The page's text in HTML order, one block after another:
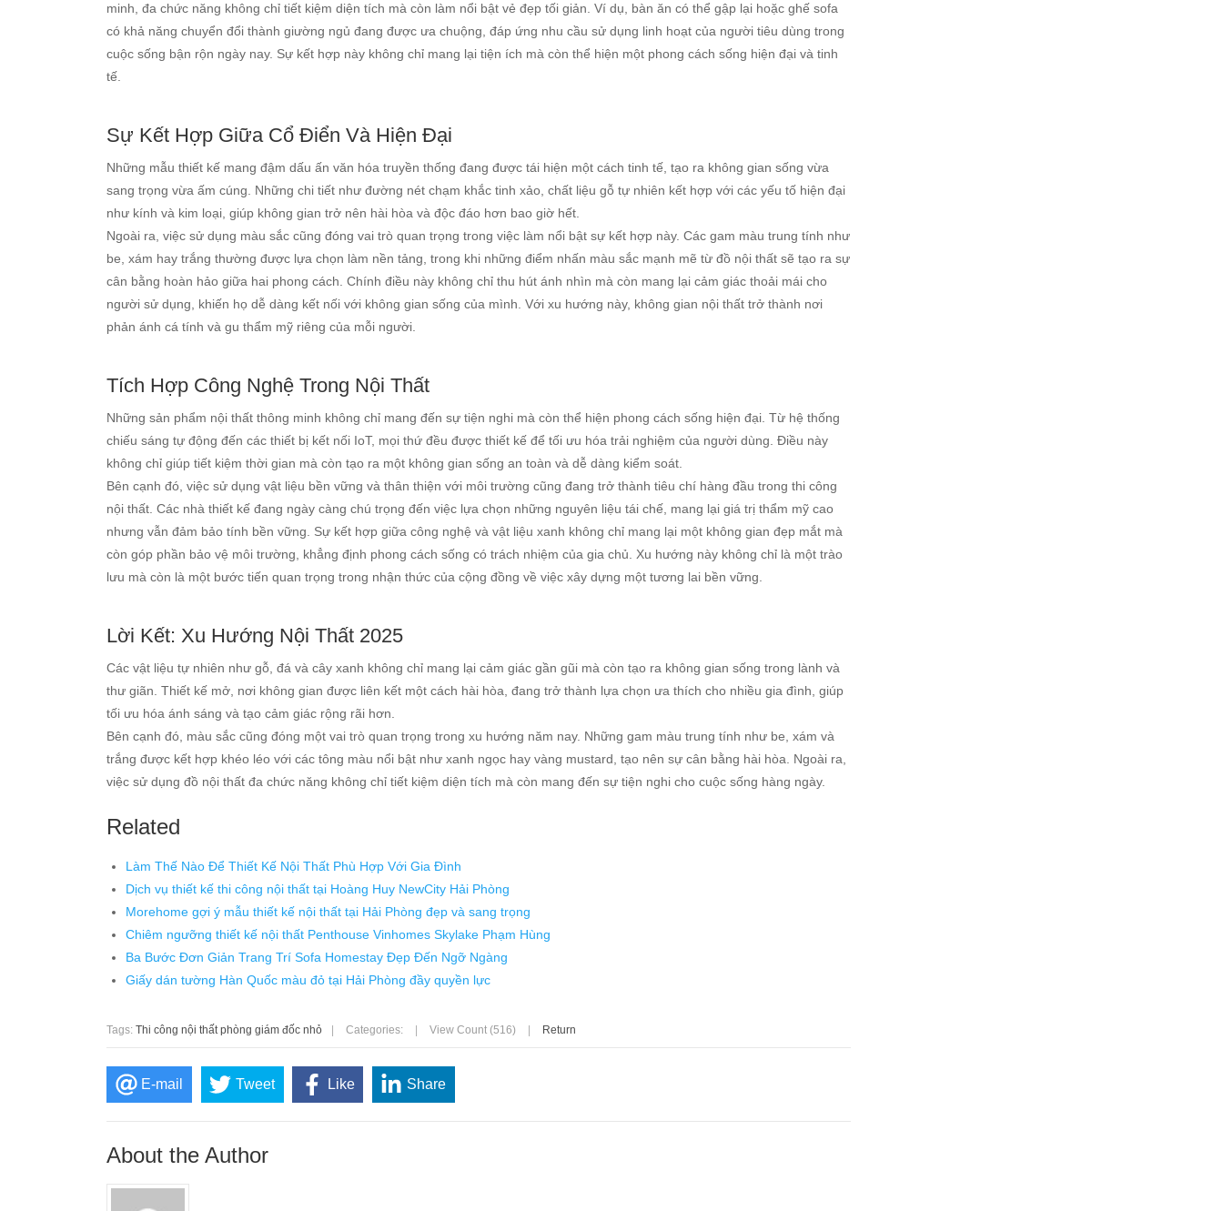
minh, đa chức năng không chỉ tiết kiệm diện tích mà còn làm nổi bật vẻ đẹp tối giản. Ví dụ, bàn ăn có thể gập lại hoặc ghế sofa
có khả năng chuyển đổi thành giường ngủ đang được ưa chuộng, đáp ứng nhu cầu sử dụng linh hoạt của người tiêu dùng trong
cuộc sống bận rộn ngày nay. Sự kết hợp này không chỉ mang lại tiện ích mà còn thể hiện một phong cách sống hiện đại và tinh
tế.
Sự Kết Hợp Giữa Cổ Điển Và Hiện Đại
Những mẫu thiết kế mang đậm dấu ấn văn hóa truyền thống đang được tái hiện một cách tinh tế, tạo ra không gian sống vừa
sang trọng vừa ấm cúng. Những chi tiết như đường nét chạm khắc tinh xảo, chất liệu gỗ tự nhiên kết hợp với các yếu tố hiện đại
như kính và kim loại, giúp không gian trở nên hài hòa và độc đáo hơn bao giờ hết.
Ngoài ra, việc sử dụng màu sắc cũng đóng vai trò quan trọng trong việc làm nổi bật sự kết hợp này. Các gam màu trung tính như
be, xám hay trắng thường được lựa chọn làm nền tảng, trong khi những điểm nhấn màu sắc mạnh mẽ từ đồ nội thất sẽ tạo ra sự
cân bằng hoàn hảo giữa hai phong cách. Chính điều này không chỉ thu hút ánh nhìn mà còn mang lại cảm giác thoải mái cho
người sử dụng, khiến họ dễ dàng kết nối với không gian sống của mình. Với xu hướng này, không gian nội thất trở thành nơi
phản ánh cá tính và gu thẩm mỹ riêng của mỗi người.
Tích Hợp Công Nghệ Trong Nội Thất
Những sản phẩm nội thất thông minh không chỉ mang đến sự tiện nghi mà còn thể hiện phong cách sống hiện đại. Từ hệ thống
chiếu sáng tự động đến các thiết bị kết nối IoT, mọi thứ đều được thiết kế để tối ưu hóa trải nghiệm của người dùng. Điều này
không chỉ giúp tiết kiệm thời gian mà còn tạo ra một không gian sống an toàn và dễ dàng kiểm soát.
Bên cạnh đó, việc sử dụng vật liệu bền vững và thân thiện với môi trường cũng đang trở thành tiêu chí hàng đầu trong thi công
nội thất. Các nhà thiết kế đang ngày càng chú trọng đến việc lựa chọn những nguyên liệu tái chế, mang lại giá trị thẩm mỹ cao
nhưng vẫn đảm bảo tính bền vững. Sự kết hợp giữa công nghệ và vật liệu xanh không chỉ mang lại một không gian đẹp mắt mà
còn góp phần bảo vệ môi trường, khẳng định phong cách sống có trách nhiệm của gia chủ. Xu hướng này không chỉ là một trào
lưu mà còn là một bước tiến quan trọng trong nhận thức của cộng đồng về việc xây dựng một tương lai bền vững.
Lời Kết: Xu Hướng Nội Thất 2025
Các vật liệu tự nhiên như gỗ, đá và cây xanh không chỉ mang lại cảm giác gần gũi mà còn tạo ra không gian sống trong lành và
thư giãn. Thiết kế mở, nơi không gian được liên kết một cách hài hòa, đang trở thành lựa chọn ưa thích cho nhiều gia đình, giúp
tối ưu hóa ánh sáng và tạo cảm giác rộng rãi hơn.
Bên cạnh đó, màu sắc cũng đóng một vai trò quan trọng trong xu hướng năm nay. Những gam màu trung tính như be, xám và
trắng được kết hợp khéo léo với các tông màu nổi bật như xanh ngọc hay vàng mustard, tạo nên sự cân bằng hài hòa. Ngoài ra,
việc sử dụng đồ nội thất đa chức năng không chỉ tiết kiệm diện tích mà còn mang đến sự tiện nghi cho cuộc sống hàng ngày.
Related
Làm Thế Nào Để Thiết Kế Nội Thất Phù Hợp Với Gia Đình
Dịch vụ thiết kế thi công nội thất tại Hoàng Huy NewCity Hải Phòng
Morehome gợi ý mẫu thiết kế nội thất tại Hải Phòng đẹp và sang trọng
Chiêm ngưỡng thiết kế nội thất Penthouse Vinhomes Skylake Phạm Hùng
Ba Bước Đơn Giản Trang Trí Sofa Homestay Đẹp Đến Ngỡ Ngàng
Giấy dán tường Hàn Quốc màu đỏ tại Hải Phòng đầy quyền lực
Tags: Thi công nội thất phòng giám đốc nhỏ Categories: View Count (516) Return
E-mail Tweet Like Share
About the Author